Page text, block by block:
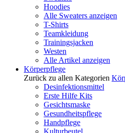
Hoodies
Alle Sweaters anzeigen
T-Shirts
Teamkleidung
Trainingsjacken
Westen
Alle Artikel anzeigen
Körperpflege
Zurück zu allen Kategorien
Desinfektionsmittel
Erste Hilfe Kits
Gesichtsmaske
Gesundheitspflege
Handpflege
Kulturbeutel